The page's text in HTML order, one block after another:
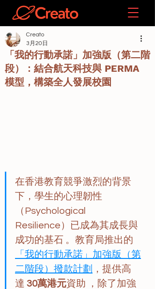
「我的行動承諾」加強版（第二階
段）：結合航天科技與 PERMA
模型，構築全人發展校園
Creato
3月20日
在香港教育競爭激烈的背景
下，學生的心理韌性
（Psychological
Resilience）已成為其成長與
成功的基石 。教育局推出的
「我的行動承諾」加強版（第
二階段）撥款計劃
，提供高
達 30萬港元資助 ，除了加強